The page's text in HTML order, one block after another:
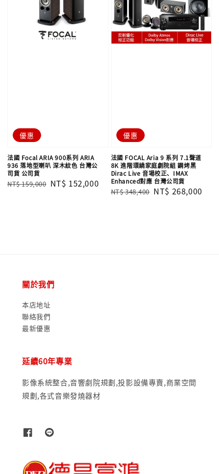
優惠
法國 Focal ARIA 900系列 ARIA
936 落地型喇叭 深木紋色 台灣公
司貨 公司貨
Regular
NT$ 159,000 Sale
NT$ 152,000
優惠
法國 FOCAL Aria 9 系列 7.1聲道
8K 進階環繞家庭劇院組 鋼烤黑
Dirac Live 音場校正、IMAX
Enhanced對應 台灣公司貨
Regular
NT$ 348,400 Sale
NT$ 268,000
關於我們
本店地址
聯絡我們
最新優惠
延續60年專業
影像系統整合,音響劇院規劃,投影設備專賣,商業空間
規劃,各式音樂發燒器材